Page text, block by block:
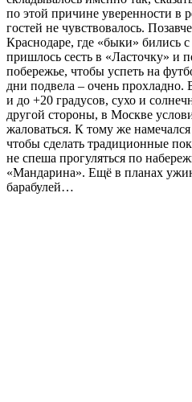
по этой причине уверенности в
гостей не чувствовалось.
Краснодаре, где «быки» бились
пришлось сесть в «Ласточку» и
побережье, чтобы успеть на
дни подвела – очень прохладно.
и до +20 градусов, сухо и
другой стороны, в Москве
жаловаться. К тому же
чтобы сделать традиционные
не спеша прогуляться по
«Мандарина». Ещё в планах
барабулей…